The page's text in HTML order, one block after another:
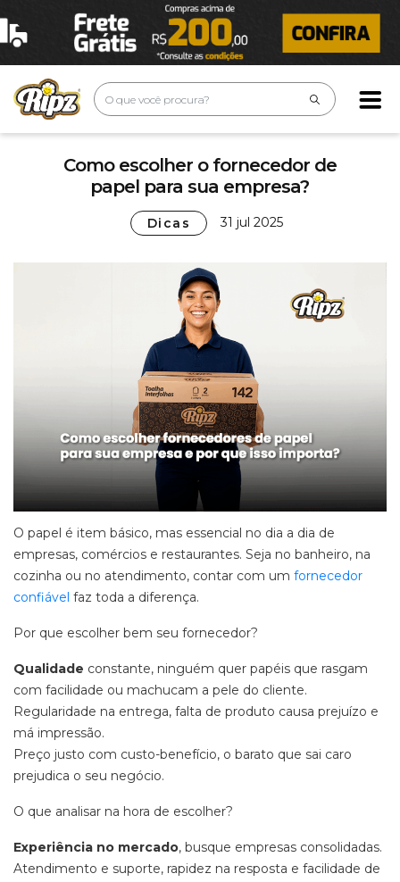
Como escolher o fornecedor de
papel para sua empresa?
Dicas 31 jul 2025
O papel é item básico, mas essencial no dia a dia de
empresas, comércios e restaurantes. Seja no banheiro, na
cozinha ou no atendimento, contar com um fornecedor
confiável faz toda a diferença.
Por que escolher bem seu fornecedor?
Qualidade constante, ninguém quer papéis que rasgam
com facilidade ou machucam a pele do cliente.
Regularidade na entrega, falta de produto causa prejuízo e
má impressão.
Preço justo com custo-benefício, o barato que sai caro
prejudica o seu negócio.
O que analisar na hora de escolher?
Experiência no mercado, busque empresas consolidadas.
Atendimento e suporte, rapidez na resposta e facilidade de